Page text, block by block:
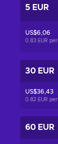
5 EUR
US$6,06
0.83 EUR per
30 EUR
US$36,43
0.82 EUR per
60 EUR